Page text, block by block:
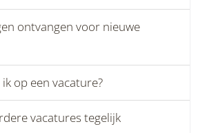
ontvangen voor nieuwe
op een vacature?
vacatures tegelijk